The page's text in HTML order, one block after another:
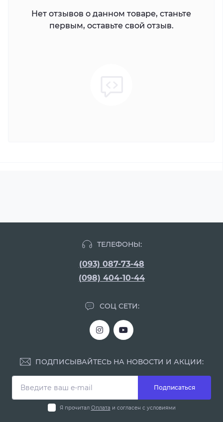
Нет отзывов о данном товаре, станьте
первым, оставьте свой отзыв.
ТЕЛЕФОНЫ:
(093) 087-73-48
(098) 404-10-44
СОЦ СЕТИ:
ПОДПИСЫВАЙТЕСЬ НА НОВОСТИ И АКЦИИ:
Подписаться
Я прочитал Оплата и согласен с условиями